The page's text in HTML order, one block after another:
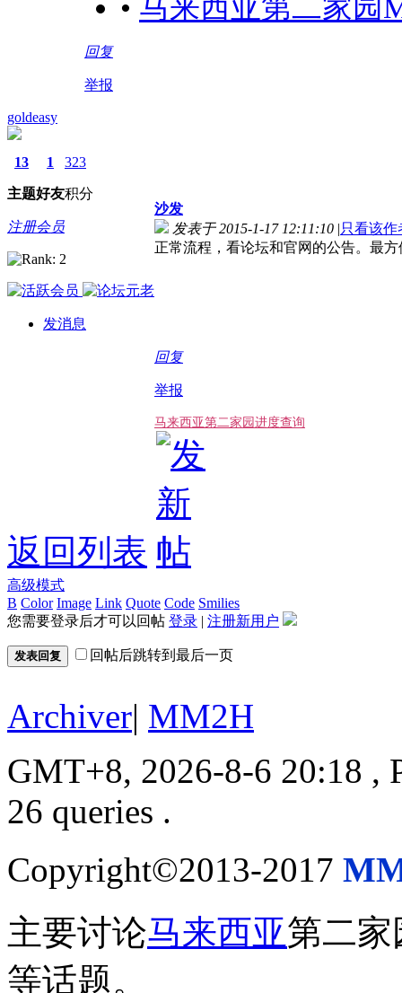
• 马来西亚第二家园
回复
举报
goldeasy
13
主题
1
好友
323
积分
注册会员
发消息
沙发
发表于 2015-1-17 12:11:10 |只看该作
正常流程，看论坛和官网的公告。最
回复
举报
马来西亚第二家园进度查询
返回列表
高级模式
B Color Image Link Quote Code Smilies
您需要登录后才可以回帖 登录 | 注册新用户
发表回复 回帖后跳转到最后一页
Archiver| MM2H
GMT+8, 2026-8-6 20:18 ,
26 queries .
Copyright©2013-2017
主要讨论马来西亚第二
等话题。